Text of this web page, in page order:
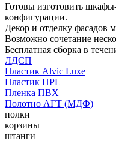
Готовы изготовить
конфигурации.
Декор и отделку фасадов
Возможно сочетание
Бесплатная сборка в
ЛДСП
Пластик Alvic Luxe
Пластик HPL
Пленка ПВХ
Полотно АГТ (МДФ)
полки
корзины
штанги